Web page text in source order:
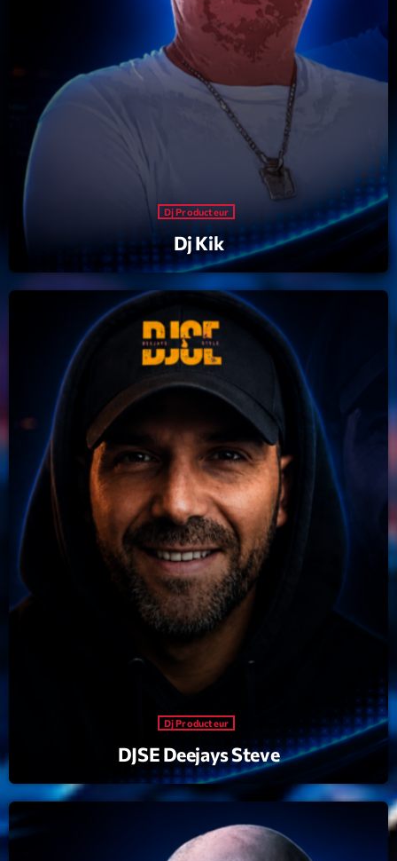
Planet’Groover
Créée par Sylvain
19:00 - 20:00
Animé par Christobal, Thierry et Maël
Darklight Sessions
Now on air
Playlist
Planet’Groover
19:00 - 20:00
Upcoming shows
Backspin
Animé par Christobal, Thierry et Maël
Darklight Sessions
22:00 - 23:00
Martin Garrix Show
By Martin Garrix
23:00 - 00:00
Dj Producteur
Dj Kik
Dj Producteur
DJSE Deejays Steve